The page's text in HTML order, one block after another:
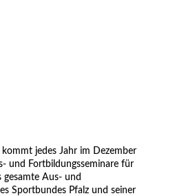
jedes Jahr im Dezember
und Fortbildungsseminare für
gesamte Aus- und
Sportbundes Pfalz und seiner